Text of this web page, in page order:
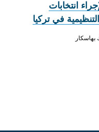
انتخابات
في تركيا
بهاسكار